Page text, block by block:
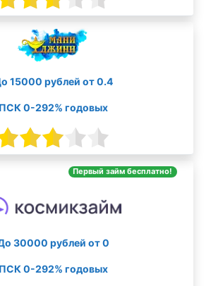
15000 рублей от 0.4
ПСК 0-292% годовых
Первый займ бесплатно!
30000 рублей от 0
ПСК 0-292% годовых